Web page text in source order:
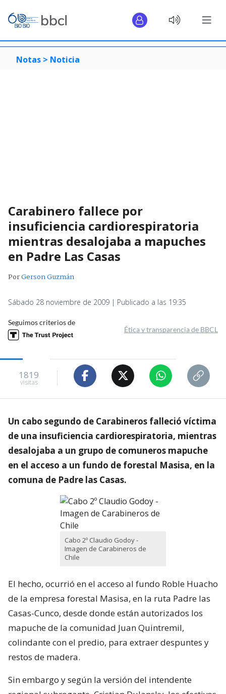
Notas > Noticia
Carabinero fallece por
insuficiencia cardiorespiratoria
mientras desalojaba a mapuches
en Padre Las Casas
PorGerson Guzmán
Sábado 28 noviembre de 2009 | Publicado a las 19:35
Seguimos criterios de
Ética y transparencia de BBCL
1819
visitas
Un cabo segundo de Carabineros falleció víctima
de una insuficiencia cardiorespiratoria, mientras
desalojaba a un grupo de comuneros mapuche
en el acceso a un fundo de forestal Masisa, en la
comuna de Padre las Casas.
Cabo 2º Claudio Godoy -
Imagen de Carabineros de
Chile
El hecho, ocurrió en el acceso al fundo Roble Huacho
de la empresa forestal Masisa, en la ruta Padre las
Casas-Cunco, desde donde están autorizados los
mapuche de la comunidad Juan Quintremil,
colindante con el predio, para extraer despuntes y
restos de madera.
Sin embargo y según la versión del intendente